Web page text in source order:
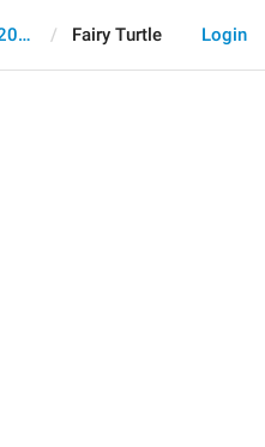
Login
iOS Animation Contest 2021 Fairy Turtle